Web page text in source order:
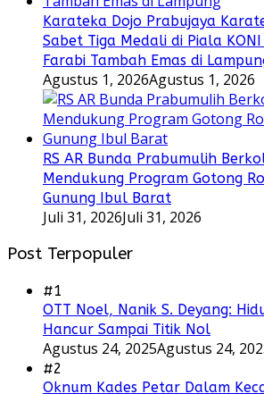
Karateka Dojo Prabujaya
Sabet Tiga Medali di Piala
Farabi Tambah Emas di
Agustus 1, 2026Agustus 1, 2026
RS AR Bunda Prabumulih
Mendukung Program Gotong
Gunung Ibul Barat
Juli 31, 2026Juli 31, 2026
Post Terpopuler
#1
OTT Noel, Nanik S. Deyang:
Hancur Sampai Titik Nol
Agustus 24, 2025Agustus 24,
#2
Oknum Kades Petar Dalam